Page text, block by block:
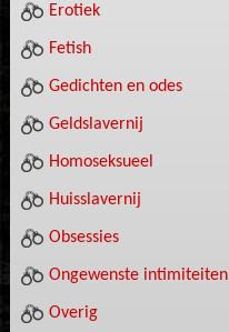
Erotiek
Fetish
Gedichten en odes
Geldslavernij
Homoseksueel
Huisslavernij
Obsessies
Ongewenste intimiteiten
Overig